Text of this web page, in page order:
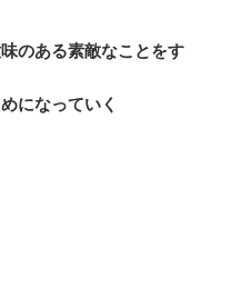
のある素敵なことをす
になっていく